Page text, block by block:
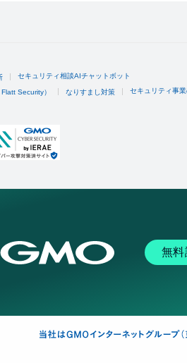
セキュリティ相談AIチャットボット
Security） なりすまし対策 セキュリティ事
無料